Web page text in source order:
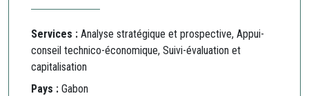
Services : Analyse stratégique et prospective, Appui-
conseil technico-économique, Suivi-évaluation et
capitalisation
Pays : Gabon